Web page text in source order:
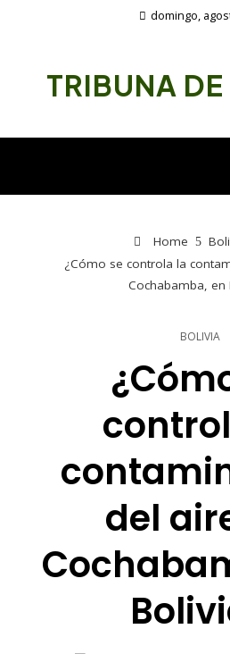
domingo,
TRIBUNA
Home
¿Cómo se controla la
Cochabamba, en
BOLIVIA
del